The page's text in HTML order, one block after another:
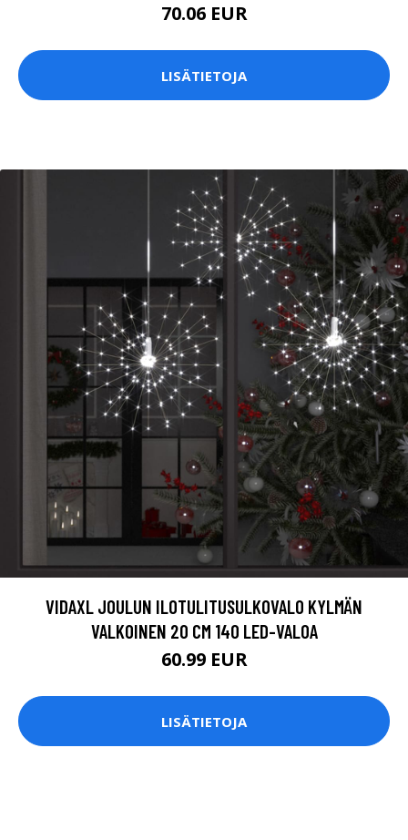
70.06 EUR
LISÄTIETOJA
VIDAXL JOULUN ILOTULITUSULKOVALO KYLMÄN
VALKOINEN 20 CM 140 LED-VALOA
60.99 EUR
LISÄTIETOJA